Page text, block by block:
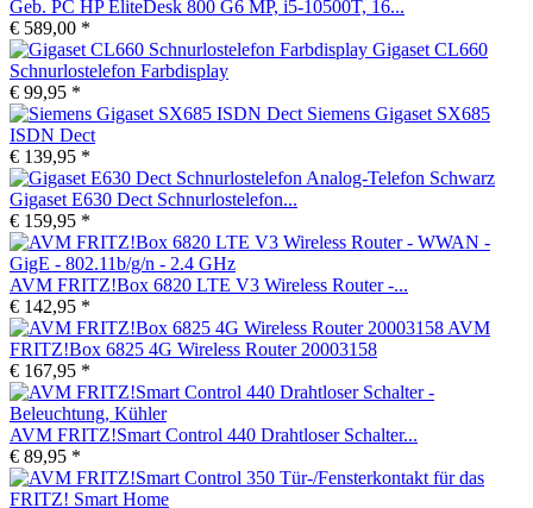
Geb. PC HP EliteDesk 800 G6 MP, i5-10500T, 16...
€ 589,00 *
Gigaset CL660
Schnurlostelefon Farbdisplay
€ 99,95 *
Siemens Gigaset SX685
ISDN Dect
€ 139,95 *
Gigaset E630 Dect Schnurlostelefon...
€ 159,95 *
AVM FRITZ!Box 6820 LTE V3 Wireless Router -...
€ 142,95 *
AVM
FRITZ!Box 6825 4G Wireless Router 20003158
€ 167,95 *
AVM FRITZ!Smart Control 440 Drahtloser Schalter...
€ 89,95 *